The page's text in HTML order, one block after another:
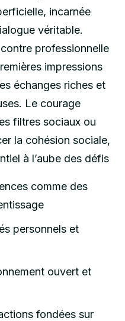
incarnée
véritable.
professionnelle
impressions
échanges riches et
Le courage
filtres sociaux ou
la cohésion sociale,
à l’aube des défis
comme des
personnels et
ouvert et
fondées sur